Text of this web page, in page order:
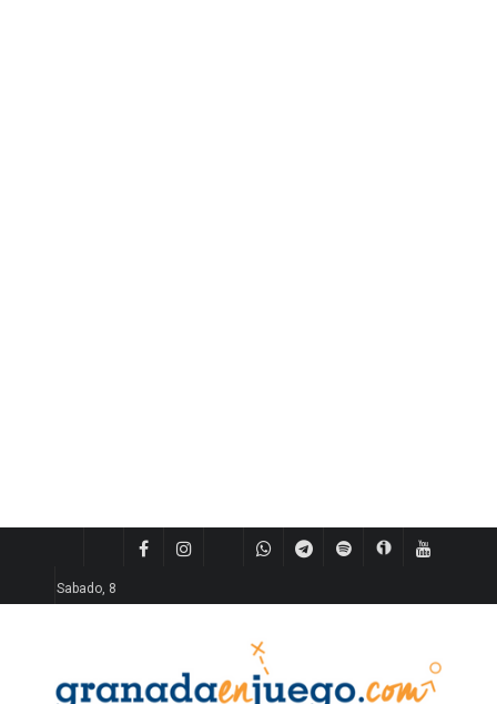
Sabado, 8